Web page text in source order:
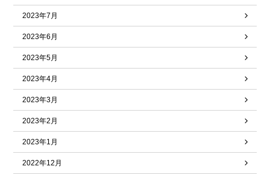
2023年7月
2023年6月
2023年5月
2023年4月
2023年3月
2023年2月
2023年1月
2022年12月